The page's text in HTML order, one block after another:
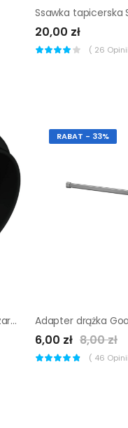
20,00 zł
( 26
Adapter podróżny Dpm UK czarny
RABAT - 33%
6,00 zł 8,00 zł
( 46